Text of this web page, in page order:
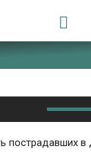
пострадавших